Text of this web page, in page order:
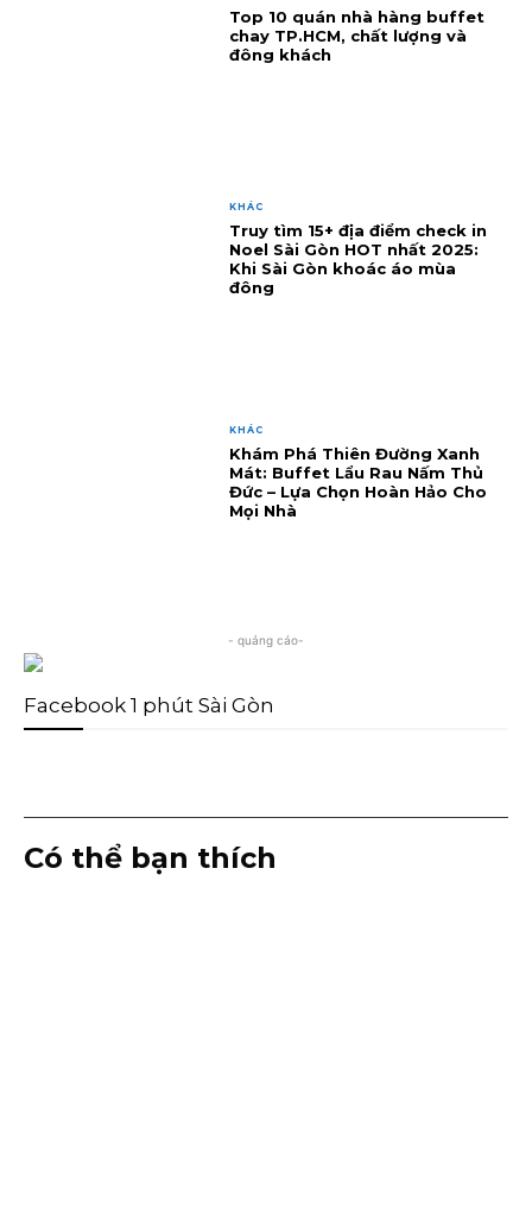
Top 10 quán nhà hàng buffet
chay TP.HCM, chất lượng và
đông khách
KHÁC
Truy tìm 15+ địa điểm check in
Noel Sài Gòn HOT nhất 2025:
Khi Sài Gòn khoác áo mùa
đông
KHÁC
Khám Phá Thiên Đường Xanh
Mát: Buffet Lẩu Rau Nấm Thủ
Đức – Lựa Chọn Hoàn Hảo Cho
Mọi Nhà
- quảng cáo-
Facebook 1 phút Sài Gòn
Có thể bạn thích